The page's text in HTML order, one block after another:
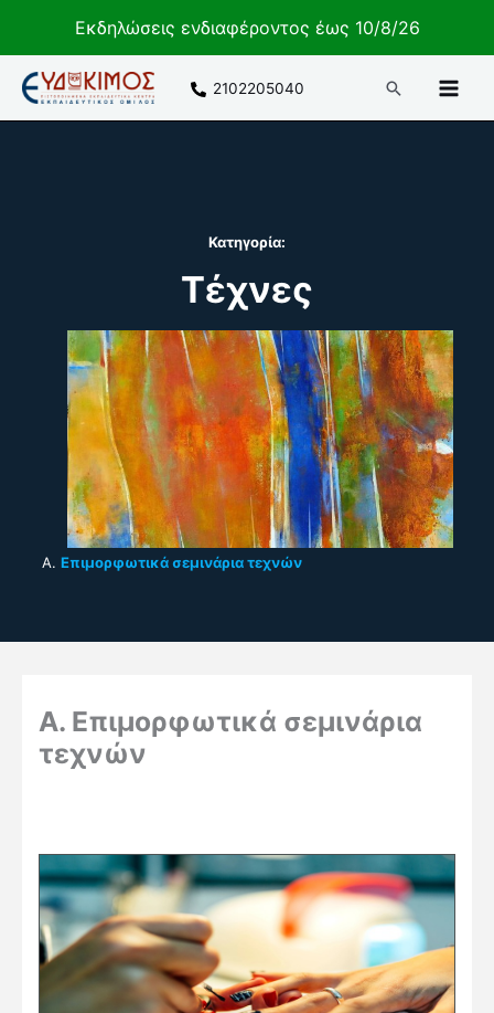
Εκδηλώσεις ενδιαφέροντος έως 10/8/26
Μετάβαση
στο
περιεχόμενο
2102205040 Αναζήτηση
Κατηγορία:
Τέχνες
Α. Επιμορφωτικά σεμινάρια τεχνών
Α. Επιμορφωτικά σεμινάρια
τεχνών